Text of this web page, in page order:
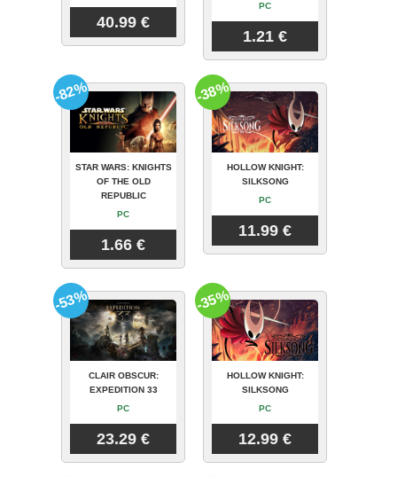
40.99 €
PC
1.21 €
STAR WARS: KNIGHTS
OF THE OLD
REPUBLIC
PC
1.66 €
-82%
HOLLOW KNIGHT:
SILKSONG
PC
11.99 €
-38%
CLAIR OBSCUR:
EXPEDITION 33
PC
23.29 €
-53%
HOLLOW KNIGHT:
SILKSONG
PC
12.99 €
-35%